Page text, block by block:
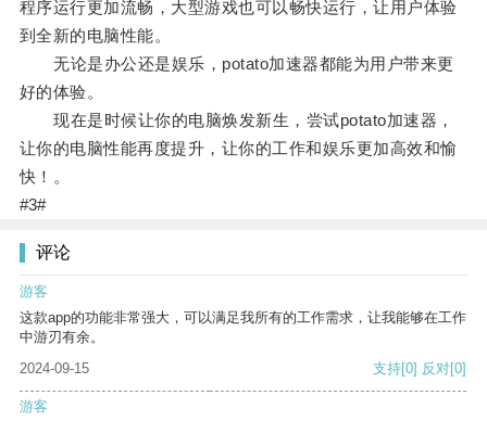
程序运行更加流畅，大型游戏也可以畅快运行，让用户体验
到全新的电脑性能。
无论是办公还是娱乐，potato加速器都能为用户带来更
好的体验。
现在是时候让你的电脑焕发新生，尝试potato加速器，
让你的电脑性能再度提升，让你的工作和娱乐更加高效和愉
快！。
#3#
评论
游客
这款app的功能非常强大，可以满足我所有的工作需求，让我能够在工作
中游刃有余。
2024-09-15
支持[0] 反对[0]
游客